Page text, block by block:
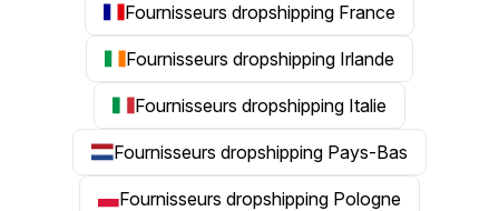
Fournisseurs dropshipping France
Fournisseurs dropshipping Irlande
Fournisseurs dropshipping Italie
Fournisseurs dropshipping Pays-Bas
Fournisseurs dropshipping Pologne